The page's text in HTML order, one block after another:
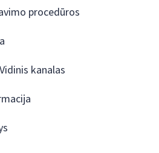
procedūros
kanalas